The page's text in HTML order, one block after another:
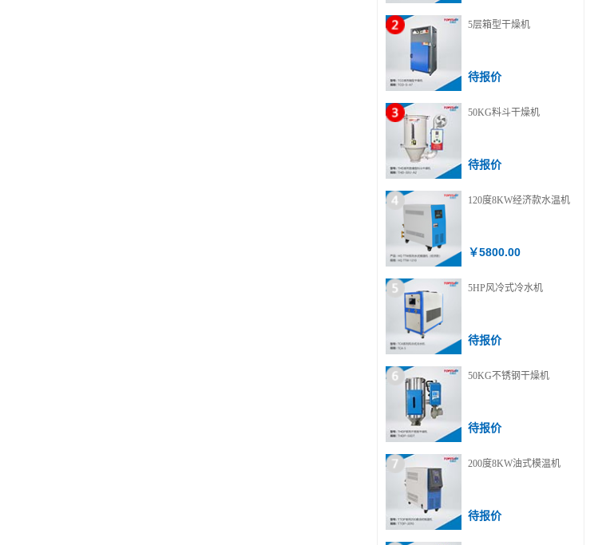
5层箱型干燥机
待报价
50KG料斗干燥机
待报价
120度8KW经济款水温机
￥5800.00
5HP风冷式冷水机
待报价
50KG不锈钢干燥机
待报价
200度8KW油式模温机
待报价